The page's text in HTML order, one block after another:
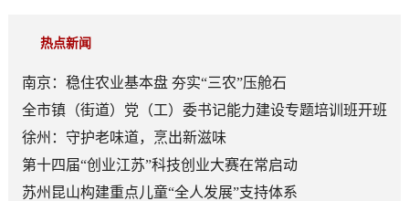
热点新闻
南京：稳住农业基本盘 夯实“三农”压舱石
全市镇（街道）党（工）委书记能力建设专题培训班开班
徐州：守护老味道，烹出新滋味
第十四届“创业江苏”科技创业大赛在常启动
苏州昆山构建重点儿童“全人发展”支持体系